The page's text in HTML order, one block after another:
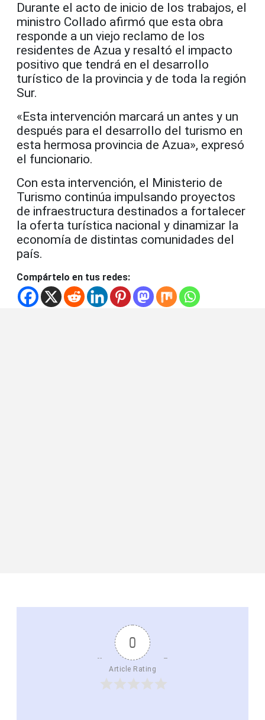
Durante el acto de inicio de los trabajos, el
ministro Collado afirmó que esta obra
responde a un viejo reclamo de los
residentes de Azua y resaltó el impacto
positivo que tendrá en el desarrollo
turístico de la provincia y de toda la región
Sur.
«Esta intervención marcará un antes y un
después para el desarrollo del turismo en
esta hermosa provincia de Azua», expresó
el funcionario.
Con esta intervención, el Ministerio de
Turismo continúa impulsando proyectos
de infraestructura destinados a fortalecer
la oferta turística nacional y dinamizar la
economía de distintas comunidades del
país.
Compártelo en tus redes:
0
Article Rating